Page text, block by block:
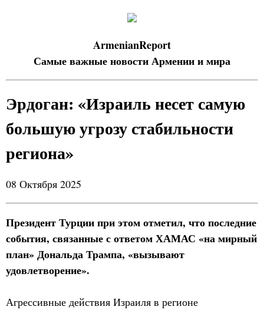
ArmenianReport
Самые важные новости Армении и мира
Эрдоган: «Израиль несет самую
большую угрозу стабильности
региона»
08 Октября 2025
Президент Турции при этом отметил, что последние
события, связанные с ответом ХАМАС «на мирный
план» Дональда Трампа, «вызывают
удовлетворение».
Агрессивные действия Израиля в регионе